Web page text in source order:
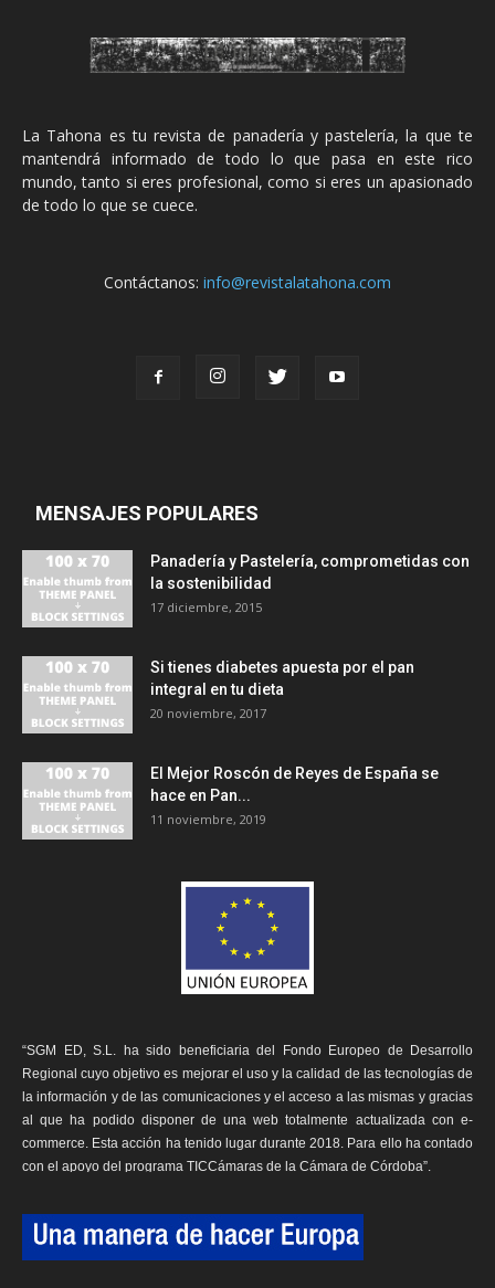
La Tahona es tu revista de panadería y pastelería, la que te
mantendrá informado de todo lo que pasa en este rico
mundo, tanto si eres profesional, como si eres un apasionado
de todo lo que se cuece.
Contáctanos: info@revistalatahona.com
MENSAJES POPULARES
Panadería y Pastelería, comprometidas con
la sostenibilidad
17 diciembre, 2015
Si tienes diabetes apuesta por el pan
integral en tu dieta
20 noviembre, 2017
El Mejor Roscón de Reyes de España se
hace en Pan...
11 noviembre, 2019
“SGM ED, S.L. ha sido beneficiaria del Fondo Europeo de Desarrollo
Regional cuyo objetivo es mejorar el uso y la calidad de las tecnologías de
la información y de las comunicaciones y el acceso a las mismas y gracias
al que ha podido disponer de una web totalmente actualizada con e-
commerce. Esta acción ha tenido lugar durante 2018. Para ello ha contado
con el apoyo del programa TICCámaras de la Cámara de Córdoba”.